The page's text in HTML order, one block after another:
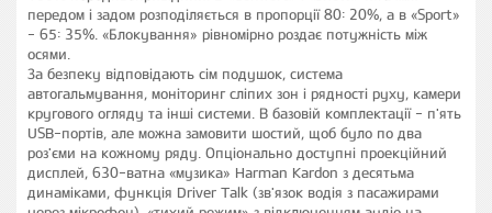
передом і задом розподіляється в пропорції 80: 20%, а в «Sport»
- 65: 35%. «Блокування» рівномірно роздає потужність між
осями.
За безпеку відповідають сім подушок, система
автогальмування, моніторинг сліпих зон і рядності руху, камери
кругового огляду та інші системи. В базовій комплектації - п'ять
USB-портів, але можна замовити шостий, щоб було по два
роз'єми на кожному ряду. Опціонально доступні проекційний
дисплей, 630-ватна «музика» Harman Kardon з десятьма
динаміками, функція Driver Talk (зв'язок водія з пасажирами